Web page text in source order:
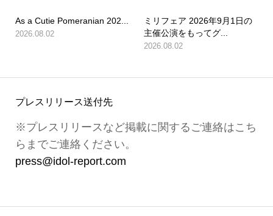
As a Cutie Pomeranian 202...
2026.08.02
ミリフェア 2026年9月1日の
主催公演をもってグ...
2026.08.02
プレスリリース送付先
※プレスリリースなど掲載に関するご連絡はこち
らまでご連絡ください。
press@idol-report.com